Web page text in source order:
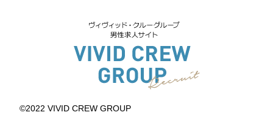
©2022 VIVID CREW GROUP